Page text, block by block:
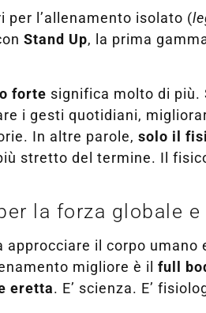
per l’allenamento isolato (
Stand Up, la prima
forte significa molto di più.
i gesti quotidiani,
In altre parole, solo il
stretto del termine. Il
la forza globale
il corpo umano
migliore è il full
eretta. E’ scienza. E’